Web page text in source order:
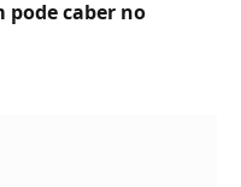
pode caber no